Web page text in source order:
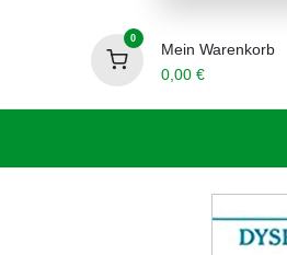
0
Mein Warenkorb
0,00€